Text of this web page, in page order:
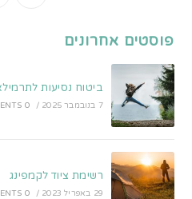
פוסטים אחרונים
ביטוח נסיעות
7 בנובמבר 2025 /
0 COMMENTS
רשימת ציוד לקמפינג
29 באפריל 2023 /
0 COMMENTS